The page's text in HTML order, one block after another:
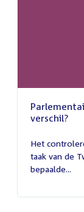
verschil?
juli
2026
Het
taak van de
bepaalde...